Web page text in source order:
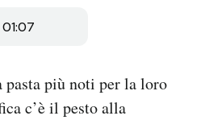
01:07
più noti per la loro
c’è il pesto alla